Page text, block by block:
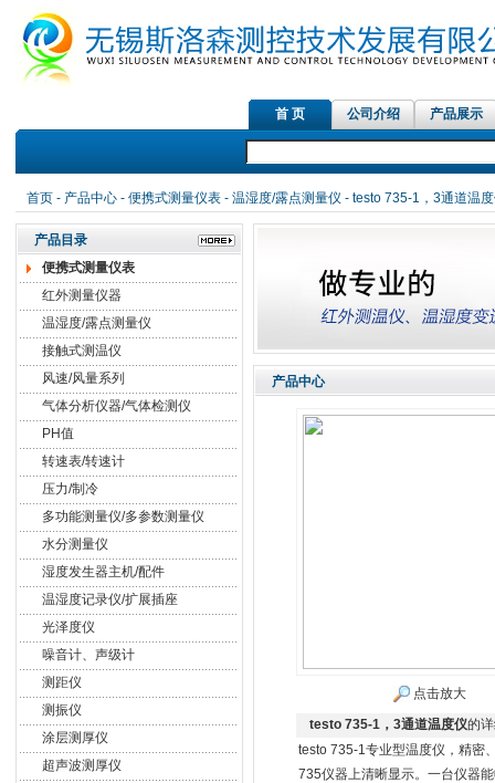
首 页 公司介绍 产品展示
首页- 产品中心- 便携式测量仪表- 温湿度/露点测量仪 - testo 735-1，3通道温
产品目录
便携式测量仪表
红外测量仪器
温湿度/露点测量仪
接触式测温仪
风速/风量系列
气体分析仪器/气体检测仪
PH值
转速表/转速计
压力/制冷
多功能测量仪/多参数测量仪
水分测量仪
湿度发生器主机/配件
温湿度记录仪/扩展插座
光泽度仪
噪音计、声级计
测距仪
测振仪
涂层测厚仪
超声波测厚仪
产品中心
点击放大
testo 735-1，3通道温度仪的
testo 735-1专业型温度仪，精密
735仪器上清晰显示。一台仪器